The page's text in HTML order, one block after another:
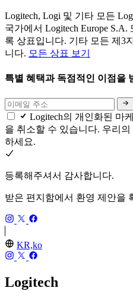
Logitech, Logi 및 기타 모든
국가에서 Logitech Europe
록 상표입니다. 기타 모든 제3
니다. 모든 상표 보기
특별 혜택과 독점적인 이점을
Logitech의 개인화된 마
을 취소할 수 있습니다. 우리의
하세요.
등록해주셔서 감사합니다.
받은 편지함에서 환영 제안을
KR,ko
Logitech